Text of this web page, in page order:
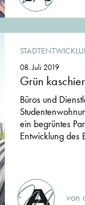
08. Juli 2019
Grün
Büros und
ein begrüntes
Entwicklung des
von